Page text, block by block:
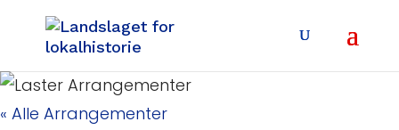
« Alle Arrangementer